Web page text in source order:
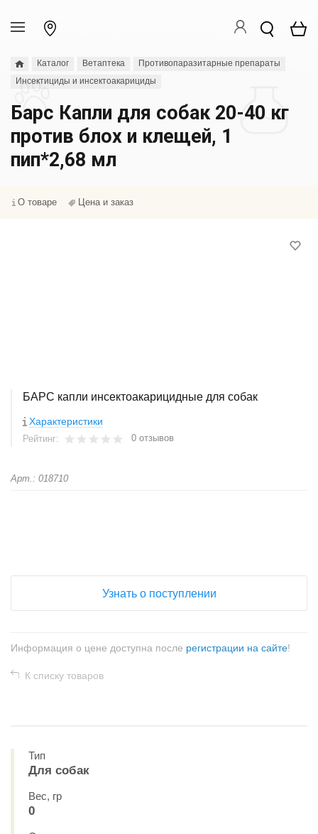
Каталог Ветаптека
Противопаразитарные препараты
Инсектициды и инсектоакарициды
Барс Капли для собак 20-40 кг
против блох и клещей, 1
пип*2,68 мл
О товаре Цена и заказ
БАРС капли инсектоакарицидные для собак
Характеристики
Рейтинг: 0 отзывов
Арт.: 018710
Узнать о поступлении
Информация о цене доступна после регистрации на сайте!
К списку товаров
Тип
Для собак
Вес, гр
0